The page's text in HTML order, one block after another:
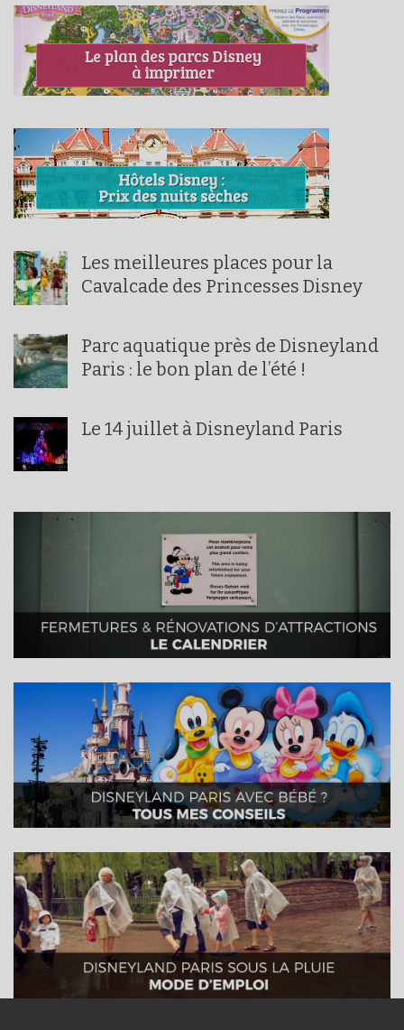
Les meilleures places pour la
Cavalcade des Princesses Disney
Parc aquatique près de Disneyland
Paris : le bon plan de l’été !
Le 14 juillet à Disneyland Paris